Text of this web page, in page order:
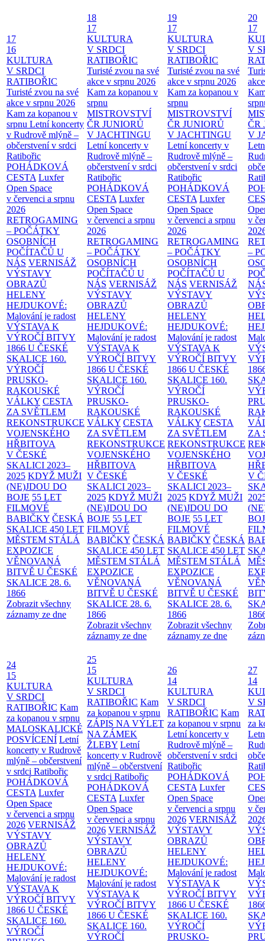
17
16
KULTURA
V SRDCI
RATIBOŘIC
Turisté zvou na své
akce v srpnu 2026
Kam za kopanou v
srpnu Letní koncerty
v Rudrově mlýně –
občerstvení v srdci
Ratibořic
POHÁDKOVÁ
CESTA Luxfer
Open Space
v červenci a srpnu
2026
RETROGAMING
– POČÁTKY
OSOBNÍCH
POČÍTAČŮ U
NÁS VERNISÁŽ
VÝSTAVY
OBRAZŮ
HELENY
HEJDUKOVÉ:
Malování je radost
VÝSTAVA K
VÝROČÍ BITVY
1866 U ČESKÉ
SKALICE 160.
VÝROČÍ
PRUSKO-
RAKOUSKÉ
VÁLKY CESTA
ZA SVĚTLEM
REKONSTRUKCE
VOJENSKÉHO
HŘBITOVA
V ČESKÉ
SKALICI 2023–
2025 KDYŽ MUŽI
(NE)JDOU DO
BOJE 55 LET
FILMOVÉ
BABIČKY ČESKÁ
SKALICE 450 LET
MĚSTEM STÁLÁ
EXPOZICE
VĚNOVANÁ
BITVĚ U ČESKÉ
SKALICE 28. 6.
1866
Zobrazit všechny
záznamy ze dne
18
17
KULTURA
V SRDCI
RATIBOŘIC
Turisté zvou na své
akce v srpnu 2026
Kam za kopanou v
srpnu
MISTROVSTVÍ
ČR JUNIORŮ
V JACHTINGU
Letní koncerty v
Rudrově mlýně –
občerstvení v srdci
Ratibořic
POHÁDKOVÁ
CESTA Luxfer
Open Space
v červenci a srpnu
2026
RETROGAMING
– POČÁTKY
OSOBNÍCH
POČÍTAČŮ U
NÁS VERNISÁŽ
VÝSTAVY
OBRAZŮ
HELENY
HEJDUKOVÉ:
Malování je radost
VÝSTAVA K
VÝROČÍ BITVY
1866 U ČESKÉ
SKALICE 160.
VÝROČÍ
PRUSKO-
RAKOUSKÉ
VÁLKY CESTA
ZA SVĚTLEM
REKONSTRUKCE
VOJENSKÉHO
HŘBITOVA
V ČESKÉ
SKALICI 2023–
2025 KDYŽ MUŽI
(NE)JDOU DO
BOJE 55 LET
FILMOVÉ
BABIČKY ČESKÁ
SKALICE 450 LET
MĚSTEM STÁLÁ
EXPOZICE
VĚNOVANÁ
BITVĚ U ČESKÉ
SKALICE 28. 6.
1866
Zobrazit všechny
záznamy ze dne
19
17
KULTURA
V SRDCI
RATIBOŘIC
Turisté zvou na své
akce v srpnu 2026
Kam za kopanou v
srpnu
MISTROVSTVÍ
ČR JUNIORŮ
V JACHTINGU
Letní koncerty v
Rudrově mlýně –
občerstvení v srdci
Ratibořic
POHÁDKOVÁ
CESTA Luxfer
Open Space
v červenci a srpnu
2026
RETROGAMING
– POČÁTKY
OSOBNÍCH
POČÍTAČŮ U
NÁS VERNISÁŽ
VÝSTAVY
OBRAZŮ
HELENY
HEJDUKOVÉ:
Malování je radost
VÝSTAVA K
VÝROČÍ BITVY
1866 U ČESKÉ
SKALICE 160.
VÝROČÍ
PRUSKO-
RAKOUSKÉ
VÁLKY CESTA
ZA SVĚTLEM
REKONSTRUKCE
VOJENSKÉHO
HŘBITOVA
V ČESKÉ
SKALICI 2023–
2025 KDYŽ MUŽI
(NE)JDOU DO
BOJE 55 LET
FILMOVÉ
BABIČKY ČESKÁ
SKALICE 450 LET
MĚSTEM STÁLÁ
EXPOZICE
VĚNOVANÁ
BITVĚ U ČESKÉ
SKALICE 28. 6.
1866
Zobrazit všechny
záznamy ze dne
20
17
V
ČR
V
v
–
ZA
V
24
15
KULTURA
V SRDCI
RATIBOŘIC Kam
za kopanou v srpnu
MALOSKALICKÉ
POSVÍCENÍ Letní
koncerty v Rudrově
mlýně – občerstvení
v srdci Ratibořic
POHÁDKOVÁ
CESTA Luxfer
Open Space
v červenci a srpnu
2026 VERNISÁŽ
VÝSTAVY
OBRAZŮ
HELENY
HEJDUKOVÉ:
Malování je radost
VÝSTAVA K
VÝROČÍ BITVY
1866 U ČESKÉ
SKALICE 160.
VÝROČÍ
25
15
KULTURA
V SRDCI
RATIBOŘIC Kam
za kopanou v srpnu
ZÁPIS NA VÝLET
NA ZÁMEK
ŽLEBY Letní
koncerty v Rudrově
mlýně – občerstvení
v srdci Ratibořic
POHÁDKOVÁ
CESTA Luxfer
Open Space
v červenci a srpnu
2026 VERNISÁŽ
VÝSTAVY
OBRAZŮ
HELENY
HEJDUKOVÉ:
Malování je radost
VÝSTAVA K
VÝROČÍ BITVY
1866 U ČESKÉ
SKALICE 160.
VÝROČÍ
26
14
KULTURA
V SRDCI
RATIBOŘIC Kam
za kopanou v srpnu
Letní koncerty v
Rudrově mlýně –
občerstvení v srdci
Ratibořic
POHÁDKOVÁ
CESTA Luxfer
Open Space
v červenci a srpnu
2026 VERNISÁŽ
VÝSTAVY
OBRAZŮ
HELENY
HEJDUKOVÉ:
Malování je radost
VÝSTAVA K
VÝROČÍ BITVY
1866 U ČESKÉ
SKALICE 160.
VÝROČÍ
PRUSKO-
27
14
V
za
v